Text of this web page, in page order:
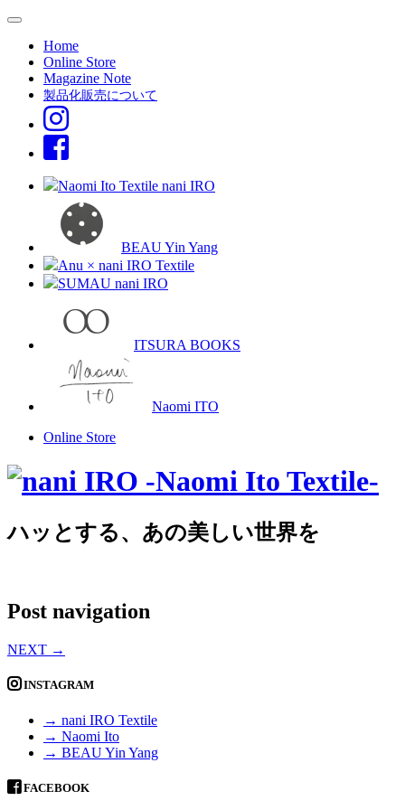
Home
Online Store
Magazine Note
製品化販売について
Naomi Ito Textile nani IRO
BEAU Yin Yang
Anu × nani IRO Textile
SUMAU nani IRO
ITSURA BOOKS
Naomi ITO
Online Store
ハッとする、あの美しい世界を
Post navigation
NEXT →
INSTAGRAM
→ nani IRO Textile
→ Naomi Ito
→ BEAU Yin Yang
FACEBOOK